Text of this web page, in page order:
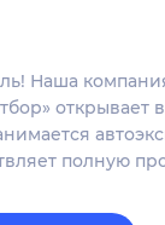
Наша
открывает
полную